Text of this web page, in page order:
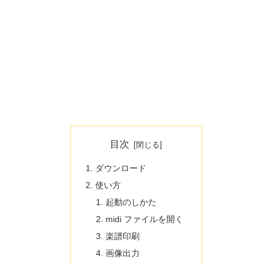
目次
ダウンロード
使い方
起動のしかた
midi ファイルを開く
楽譜印刷
画像出力